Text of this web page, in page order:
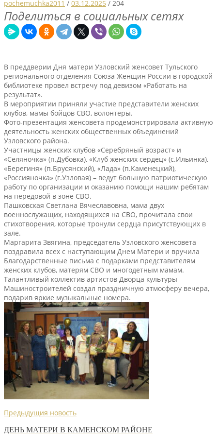
pochemuchka2011 / 03.12.2025 / 204
Поделиться в социальных сетях
В преддверии Дня матери Узловский женсовет Тульского
регионального отделения Союза Женщин России в городской
библиотеке провел встречу под девизом «Работать на
результат».
В мероприятии приняли участие представители женских
клубов, мамы бойцов СВО, волонтеры.
Фото-презентация женсовета продемонстрировала активную
деятельность женских общественных объединений
Узловского района.
Участницы женских клубов «Серебряный возраст» и
«Селяночка» (п.Дубовка), «Клуб женских сердец» (с.Ильинка),
«Берегиня» (п.Брусянский), «Лада» (п.Каменецкий),
«Россияночка» (г.Узловая) – ведут большую патриотическую
работу по организации и оказанию помощи нашим ребятам
на передовой в зоне СВО.
Пашковская Светлана Вячеславовна, мама двух
военнослужащих, находящихся на СВО, прочитала свои
стихотворения, которые тронули сердца присутствующих в
зале.
Маргарита Звягина, председатель Узловского женсовета
поздравила всех с наступающим Днем Матери и вручила
Благодарственные письма с подарками представителям
женских клубов, матерям СВО и многодетным мамам.
Талантливый коллектив артистов Дворца культуры
Машиностроителей создал праздничную атмосферу вечера,
подарив яркие музыкальные номера.
Предыдущия новость
ДЕНЬ МАТЕРИ В КАМЕНСКОМ РАЙОНЕ